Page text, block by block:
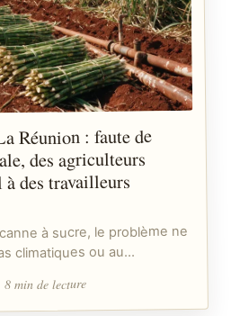
Réunion : faute de
des agriculteurs
des travailleurs
à sucre, le problème ne
climatiques ou au…
8 min de lecture